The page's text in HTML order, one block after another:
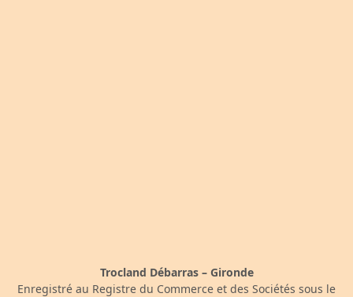
Trocland Débarras – Gironde
Enregistré au Registre du Commerce et des Sociétés sous le